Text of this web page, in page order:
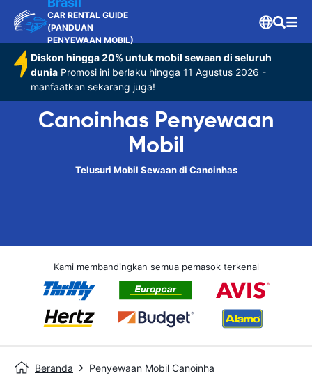
CAR RENTAL GUIDE
(PANDUAN
PENYEWAAN MOBIL)
Diskon hingga 20% untuk mobil sewaan di seluruh
dunia Promosi ini berlaku hingga 11 Agustus 2026 -
manfaatkan sekarang juga!
Canoinhas Penyewaan
Mobil
Telusuri Mobil Sewaan di Canoinhas
Kami membandingkan semua pemasok terkenal
Beranda Penyewaan Mobil Canoinha